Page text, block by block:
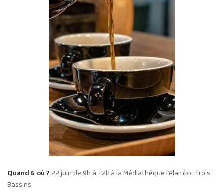
Quand & où ? 22 juin de 9h à 12h à la Médiathèque l’Alambic Trois-
Bassins